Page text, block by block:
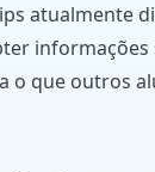
atualmente
informações
o que outros